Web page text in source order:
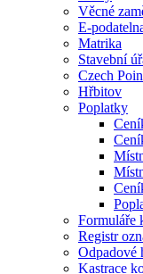
Věcné
E-
Matrika
Stavební
Czech
Hřbitov
Poplatky
Formuláře
Registr
Odpadové
Kastrace